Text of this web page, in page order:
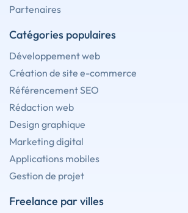
Partenaires
Catégories populaires
Développement web
Création de site e-commerce
Référencement SEO
Rédaction web
Design graphique
Marketing digital
Applications mobiles
Gestion de projet
Freelance par villes